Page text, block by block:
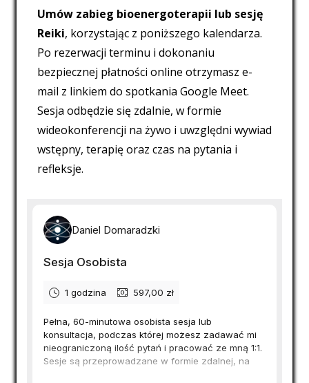
Umów zabieg bioenergoterapii lub sesję
Reiki, korzystając z poniższego kalendarza.
Po rezerwacji terminu i dokonaniu
bezpiecznej płatności online otrzymasz e-
mail z linkiem do spotkania Google Meet.
Sesja odbędzie się zdalnie, w formie
wideokonferencji na żywo i uwzględni wywiad
wstępny, terapię oraz czas na pytania i
refleksje.